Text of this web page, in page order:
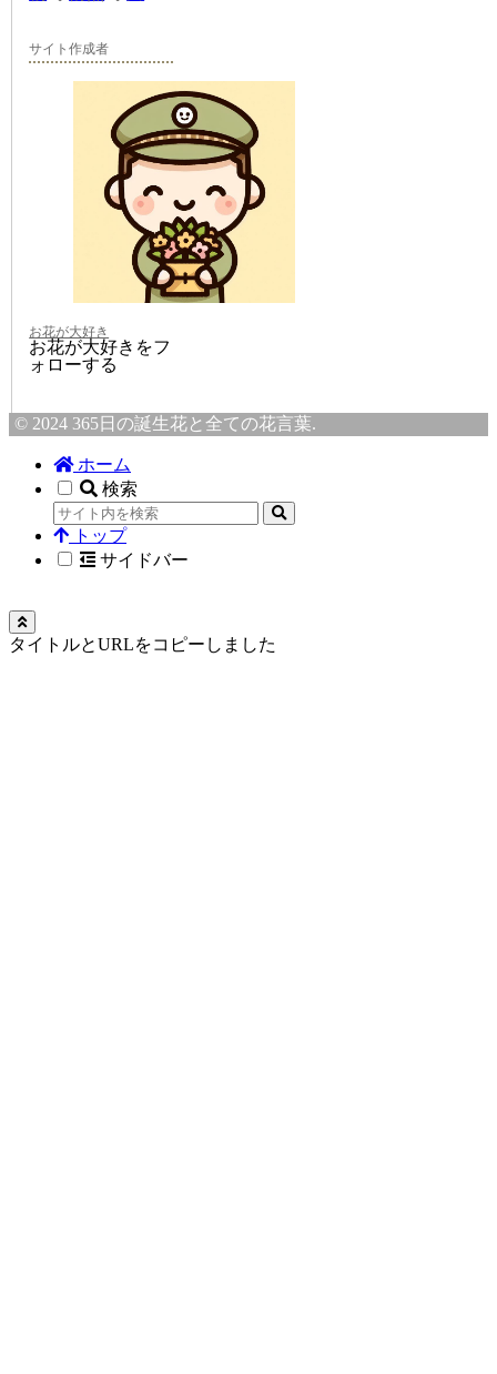
サイト作成者
お花が大好き
お花が大好きをフ
ォローする
© 2024 365日の誕生花と全ての花言葉.
ホーム
検索
トップ
サイドバー
タイトルとURLをコピーしました